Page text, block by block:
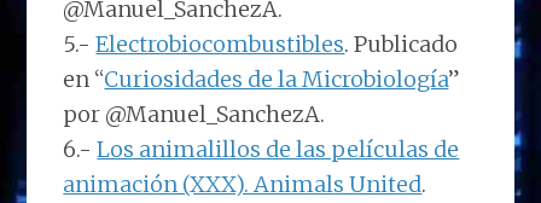
@Manuel_SanchezA.
5.-Electrobiocombustibles. Publicado
en “Curiosidades de la Microbiología”
por @Manuel_SanchezA.
6.-Los animalillos de las películas de
animación (XXX). Animals United.